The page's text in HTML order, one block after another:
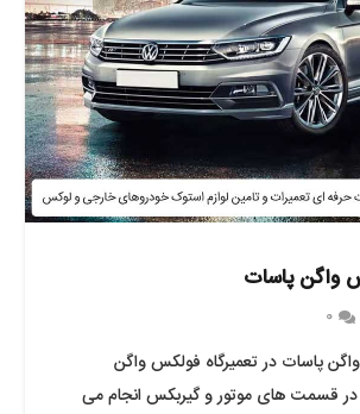
واگن پاسات
0
پاسات در تعمیرگاه فولکس واگن
قسمت های موتور و گیربکس انجام می